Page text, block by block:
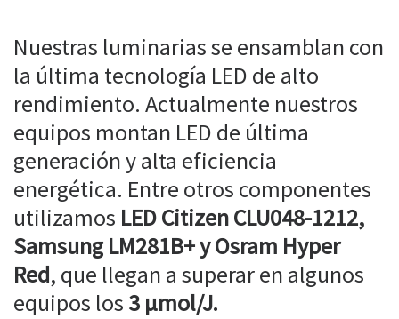
Nuestras luminarias se ensamblan con
la última tecnología LED de alto
rendimiento. Actualmente nuestros
equipos montan LED de última
generación y alta eficiencia
energética. Entre otros componentes
utilizamos LED Citizen CLU048-1212,
Samsung LM281B+ y Osram Hyper
Red, que llegan a superar en algunos
equipos los 3 µmol/J.